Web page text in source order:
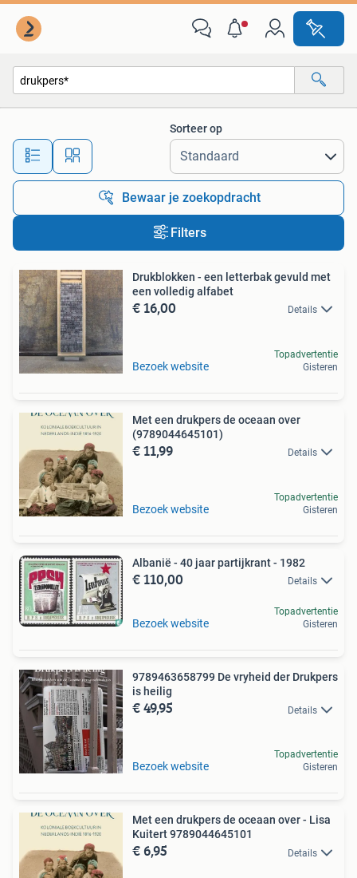
Alle afstanden…
Sorteer op
Bewaar je zoekopdracht
Filters
Drukblokken - een letterbak gevuld met
een volledig alfabet
€ 16,00 Details
Bezoek website
Topadvertentie
Gisteren
Met een drukpers de oceaan over
(9789044645101)
€ 11,99 Details
Bezoek website
Topadvertentie
Gisteren
Albanië - 40 jaar partijkrant - 1982
€ 110,00 Details
Bezoek website
Topadvertentie
Gisteren
9789463658799 De vryheid der Drukpers
is heilig
€ 49,95 Details
Bezoek website
Topadvertentie
Gisteren
Met een drukpers de oceaan over - Lisa
Kuitert 9789044645101
€ 6,95 Details